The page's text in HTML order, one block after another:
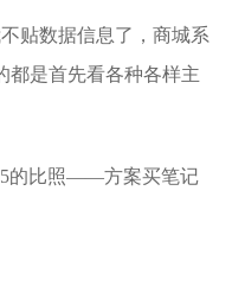
贴数据信息了，商城系
都是首先看各种各样主